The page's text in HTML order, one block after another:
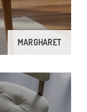
MARGHARET